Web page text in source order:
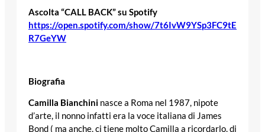
Ascolta “CALL BACK” su Spotify
https://open.spotify.com/show/7t6IvW9YSp3FC9tE
R7GeYW
Biografia
Camilla Bianchini nasce a Roma nel 1987, nipote
d’arte, il nonno infatti era la voce italiana di James
Bond ( ma anche, ci tiene molto Camilla a ricordarlo, di